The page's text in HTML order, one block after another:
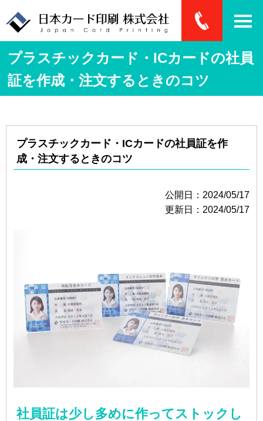
プラスチックカード・ICカードの社員
証を作成・注文するときのコツ
プラスチックカード・ICカードの社員証を作
成・注文するときのコツ
公開日：2024/05/17
更新日：2024/05/17
社員証は少し多めに作ってストックし